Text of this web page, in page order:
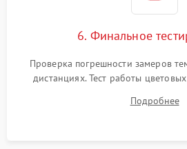
6. Финальное
Проверка погрешности замеров
дистанциях. Тест работы
термограмм в память и передачи
автономности работы и итоговый
Подробнее